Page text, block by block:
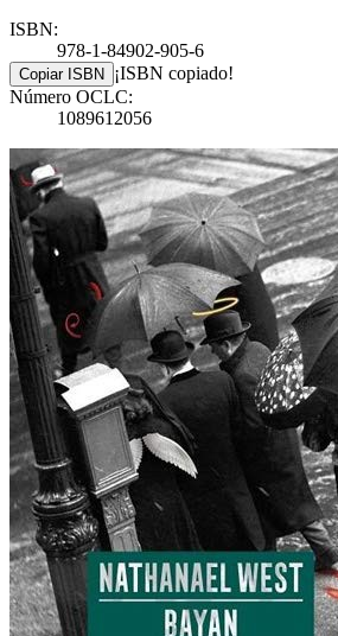
ISBN:
978-1-84902-905-6
Copiar ISBN ¡ISBN copiado!
Número OCLC:
1089612056